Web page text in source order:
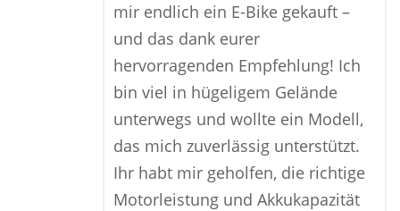
mir endlich ein E-Bike gekauft –
und das dank eurer
hervorragenden Empfehlung! Ich
bin viel in hügeligem Gelände
unterwegs und wollte ein Modell,
das mich zuverlässig unterstützt.
Ihr habt mir geholfen, die richtige
Motorleistung und Akkukapazität